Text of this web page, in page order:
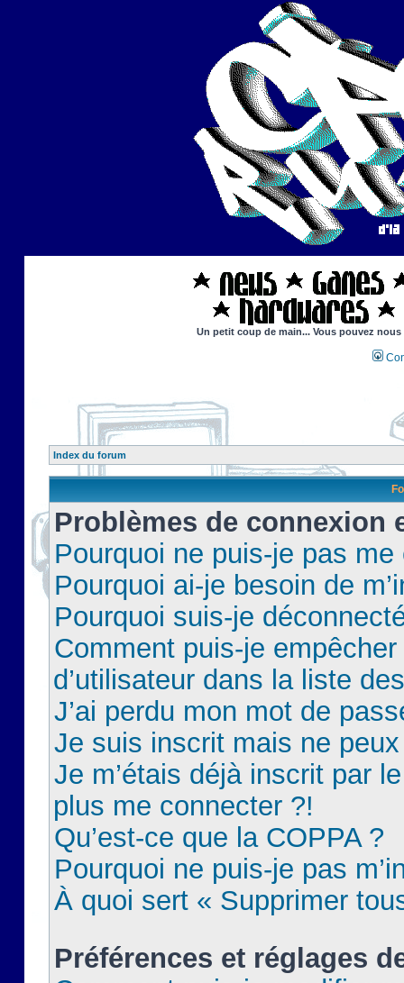
Un petit coup de main... Vous pouvez
Index du forum
Problèmes de connexion
Pourquoi ne puis-je pas
Pourquoi ai-je besoin de
Pourquoi suis-je
Comment puis-je
d’utilisateur dans la liste
J’ai perdu mon mot de
Je suis inscrit mais ne
Je m’étais déjà inscrit par
plus me connecter ?!
Qu’est-ce que la COPPA ?
Pourquoi ne puis-je pas
À quoi sert « Supprimer
Préférences et réglages